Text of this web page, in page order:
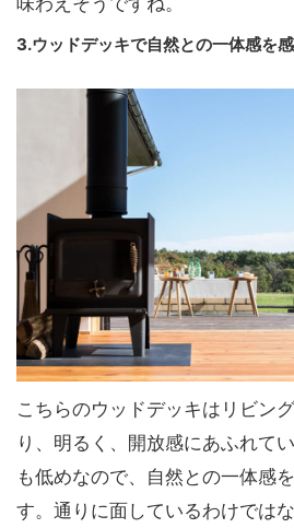
3.ウッドデッキで自然との一体感を
こちらのウッドデッキはリビン
り、明るく、開放感にあふれて
も低めなので、自然との一体感
す。通りに面しているわけでは